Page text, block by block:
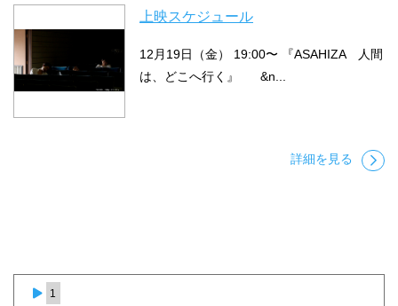
上映スケジュール
12月19日（金） 19:00〜 『ASAHIZA 人間
は、どこへ行く』 &n...
詳細を見る
1